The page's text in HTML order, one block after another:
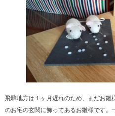
飛騨地方は１ヶ月遅れのため、まだお
のお宅の玄関に飾ってあるお雛様です。